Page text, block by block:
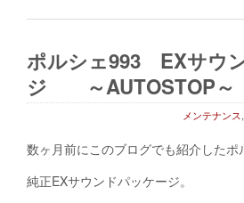
ポルシェ993 EXサウ
ジ ～AUTOSTOP～
メンテナンス,
数ヶ月前にこのブログでも紹介したポ
純正EXサウンドパッケージ。